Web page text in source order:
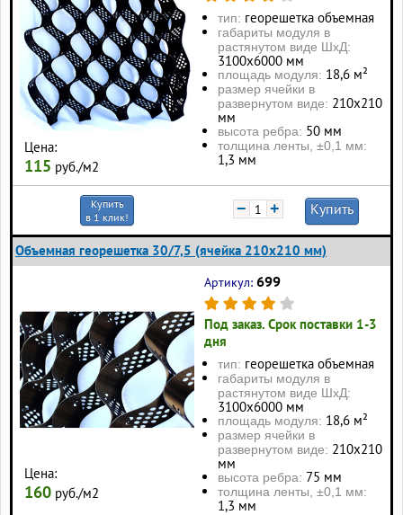
Цена:
115 руб./м2
тип: георешетка объемная
габариты модуля в
растянутом виде ШхД:
3100х6000 мм
площадь модуля: 18,6 м²
размер ячейки в
развернутом виде: 210х210
мм
высота ребра: 50 мм
толщина ленты, ±0,1 мм:
1,3 мм
Купить
в 1 клик!
− + Купить
Объемная георешетка 30/7,5 (ячейка 210x210 мм)
Цена:
160 руб./м2
Артикул: 699
Под заказ. Срок поставки 1-3
дня
тип: георешетка объемная
габариты модуля в
растянутом виде ШхД:
3100х6000 мм
площадь модуля: 18,6 м²
размер ячейки в
развернутом виде: 210х210
мм
высота ребра: 75 мм
толщина ленты, ±0,1 мм:
1,3 мм